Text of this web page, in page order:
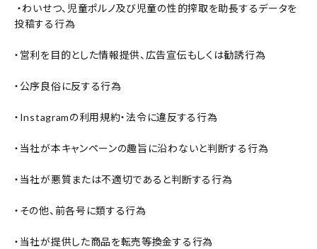
・わいせつ、児童ポルノ及び児童の性的搾取を助長するデータを
投稿する行為
・営利を目的とした情報提供、広告宣伝もしくは勧誘行為
・公序良俗に反する行為
・Instagramの利用規約・法令に違反する行為
・当社が本キャンペーンの趣旨に沿わないと判断する行為
・当社が悪質または不適切であると判断する行為
・その他、前各号に類する行為
・当社が提供した商品を転売等換金する行為